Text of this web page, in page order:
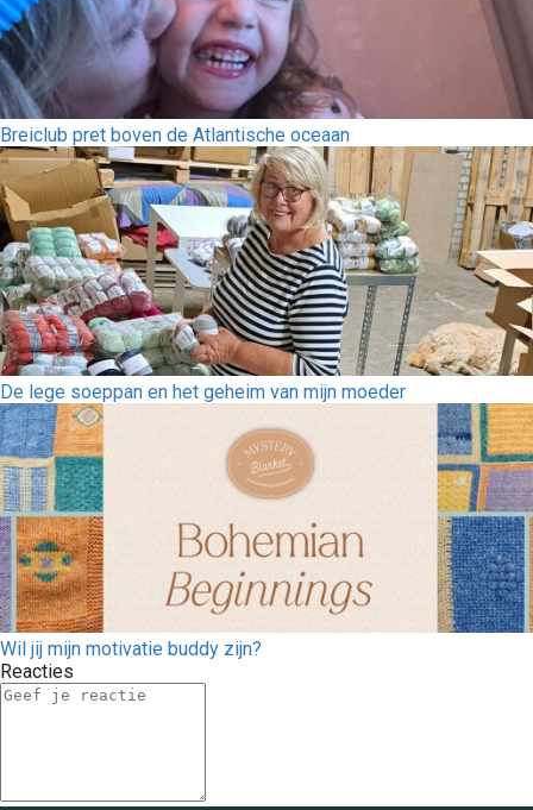
Breiclub pret boven de Atlantische oceaan
De lege soeppan en het geheim van mijn moeder
Wil jij mijn motivatie buddy zijn?
Reacties